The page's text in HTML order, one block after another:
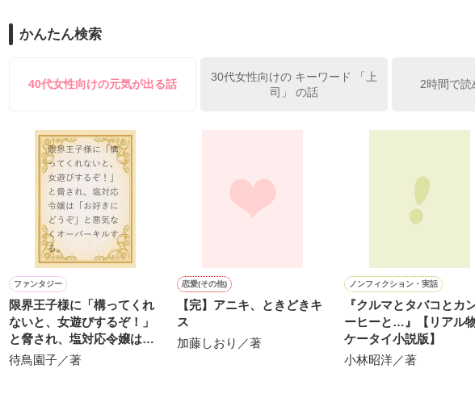
雪瀬鷹哉（29）が『──俺と結婚してくれないか』といきなりプロポーズをしてきた上
鷹哉『宜しくな、俺の雛子』🦅
シゴデキで冷徹な上司が見せる素顔は、なぜか想像以上に甘くて……🐥💓🦅
※表紙も作中使用の画像も全てフリー素材です。
※執筆期間2026.6.3〜7.20完結です。
※他サイトさんにて恋愛トレンド1位でした〜良かったら読んで頂けると嬉しいです。
かんたん検索
40代女性向けの元気が出る話
30代女性向けの キーワード 「上
司」 の話
2時間で読
ファンタジー
限界王子様に「構ってくれ
ないと、女遊びするぞ！」
と脅され、塩対応令嬢は
「お好きにどうぞ」と悪気
待鳥園子／著
恋愛(その他)
【完】アニキ、ときどきキ
ス
加藤しおり／著
ノンフィクション・実話
『クルマとタバコとカ
ーヒーと…』【リアル
ケータイ小説版】
小林昭洋／著